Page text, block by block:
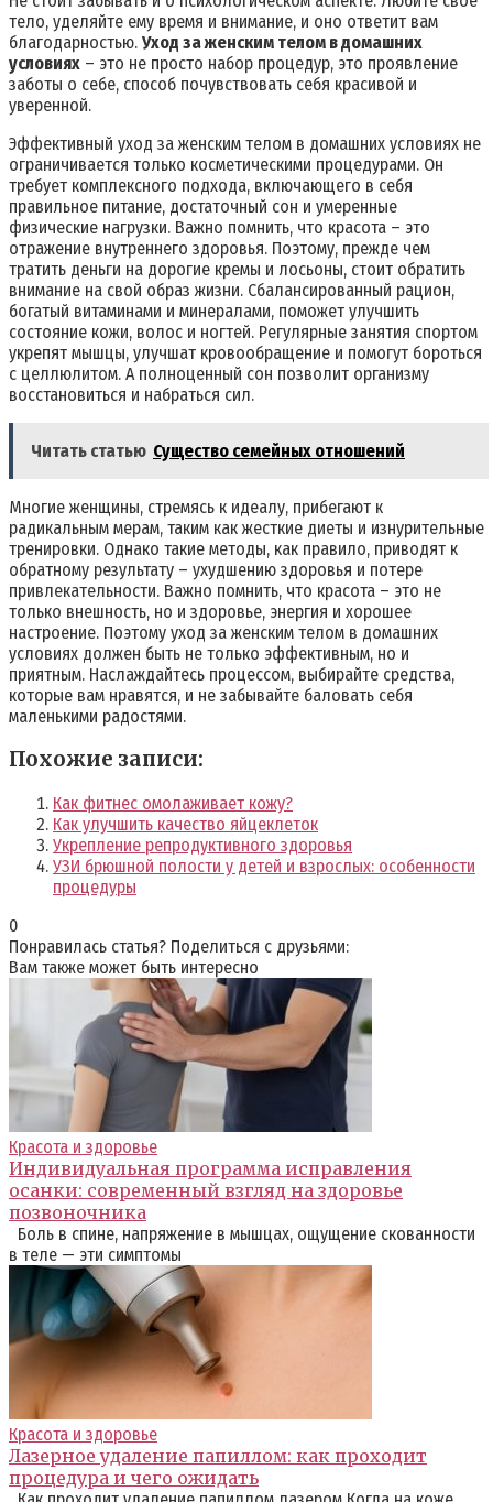
тело, уделяйте ему время и внимание, и оно ответит вам
благодарностью. Уход за женским телом в домашних
условиях – это не просто набор процедур, это проявление
заботы о себе, способ почувствовать себя красивой и
уверенной.
Эффективный уход за женским телом в домашних условиях не
ограничивается только косметическими процедурами. Он
требует комплексного подхода, включающего в себя
правильное питание, достаточный сон и умеренные
физические нагрузки. Важно помнить, что красота – это
отражение внутреннего здоровья. Поэтому, прежде чем
тратить деньги на дорогие кремы и лосьоны, стоит обратить
внимание на свой образ жизни. Сбалансированный рацион,
богатый витаминами и минералами, поможет улучшить
состояние кожи, волос и ногтей. Регулярные занятия спортом
укрепят мышцы, улучшат кровообращение и помогут бороться
с целлюлитом. А полноценный сон позволит организму
восстановиться и набраться сил.
Читать статью Существо семейных отношений
Многие женщины, стремясь к идеалу, прибегают к
радикальным мерам, таким как жесткие диеты и изнурительные
тренировки. Однако такие методы, как правило, приводят к
обратному результату – ухудшению здоровья и потере
привлекательности. Важно помнить, что красота – это не
только внешность, но и здоровье, энергия и хорошее
настроение. Поэтому уход за женским телом в домашних
условиях должен быть не только эффективным, но и
приятным. Наслаждайтесь процессом, выбирайте средства,
которые вам нравятся, и не забывайте баловать себя
маленькими радостями.
Похожие записи:
Как фитнес омолаживает кожу?
Как улучшить качество яйцеклеток
Укрепление репродуктивного здоровья
УЗИ брюшной полости у детей и взрослых: особенности
процедуры
0
Понравилась статья? Поделиться с друзьями:
Вам также может быть интересно
Красота и здоровье
Индивидуальная программа исправления
осанки: современный взгляд на здоровье
позвоночника
Боль в спине, напряжение в мышцах, ощущение скованности
в теле — эти симптомы
Красота и здоровье
Лазерное удаление папиллом: как проходит
процедура и чего ожидать